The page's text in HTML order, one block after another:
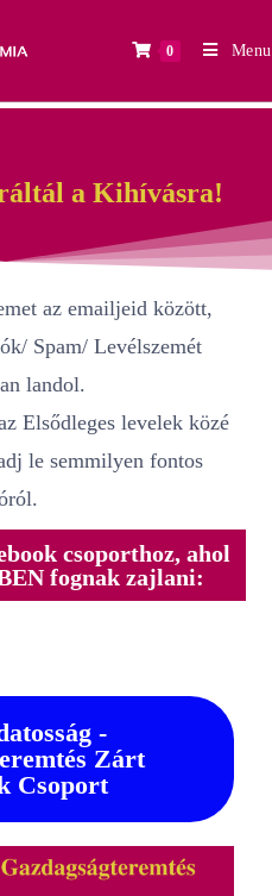
0 Menu
a Kihívásra!
az emailjeid között,
Spam/ Levélszemét
landol.
Elsődleges levelek közé
le semmilyen fontos
csoporthoz, ahol
fognak zajlani:
-
Zárt
Csoport